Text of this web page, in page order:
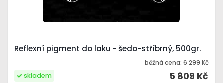
Reflexní pigment do laku - šedo-stříbrný, 500gr.
běžná cena:6 299 Kč
5 809 Kč
skladem